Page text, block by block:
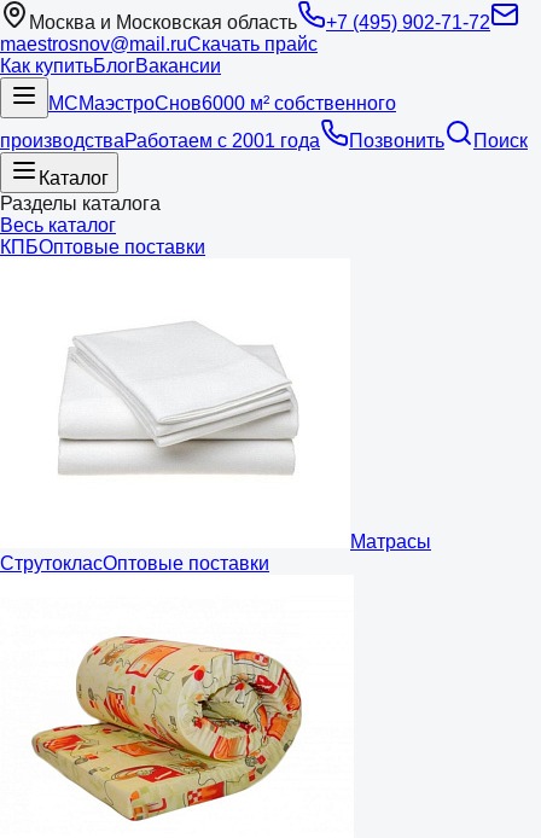
Москва и Московская область
+7 (495) 902-71-72
maestrosnov@mail.ruСкачать прайс
Как купитьБлогВакансии
МСМаэстроСнов6000 м² собственного
производстваРаботаем с 2001 года Позвонить
Поиск
Каталог
Разделы каталога
Весь каталог
КПБОптовые поставки
Матрасы
СтрутокласОптовые поставки